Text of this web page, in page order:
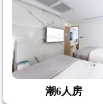
潮6人房